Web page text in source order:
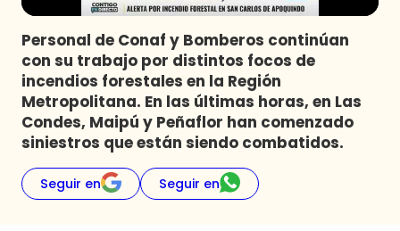
Personal de Conaf y Bomberos continúan
con su trabajo por distintos focos de
incendios forestales en la Región
Metropolitana. En las últimas horas, en Las
Condes, Maipú y Peñaflor han comenzado
siniestros que están siendo combatidos.
Seguir en Seguir en
Plan Perfecto
El Tiempo
Sabingo
Todos Los Programas